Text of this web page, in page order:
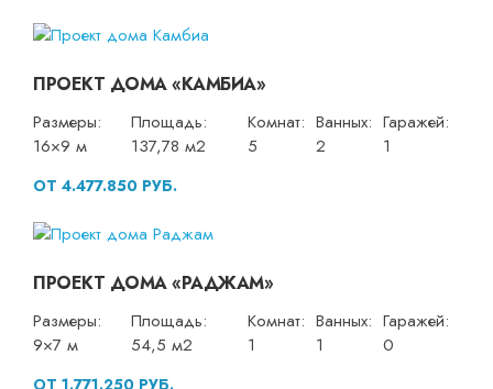
ПРОЕКТ ДОМА «КАМБИА»
Размеры:
16×9 м
Площадь:
137,78 м2
Комнат:
5
Ванных:
2
Гаражей:
1
ОТ 4.477.850 РУБ.
ПРОЕКТ ДОМА «РАДЖАМ»
Размеры:
9×7 м
Площадь:
54,5 м2
Комнат:
1
Ванных:
1
Гаражей:
0
ОТ 1.771.250 РУБ.